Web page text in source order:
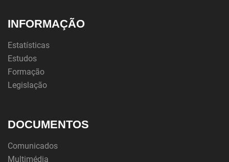
INFORMAÇÃO
Estatísticas
Estudos
Formação
Legislação
DOCUMENTOS
Comunicados
Multimédia